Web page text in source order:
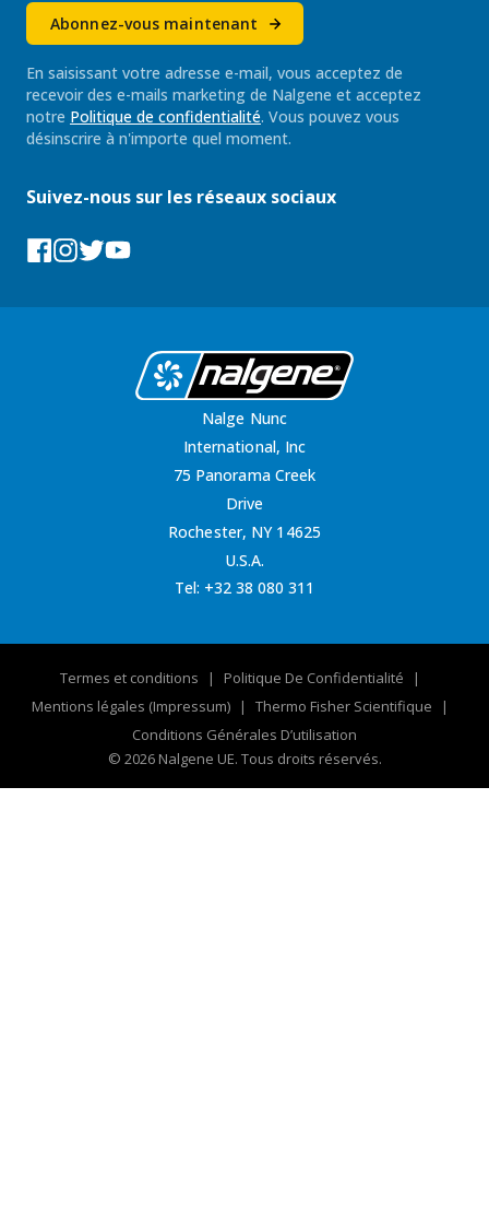
Abonnez-vous maintenant
En saisissant votre adresse e-mail, vous acceptez de
recevoir des e-mails marketing de Nalgene et acceptez
notre Politique de confidentialité. Vous pouvez vous
désinscrire à n'importe quel moment.
Suivez-nous sur les réseaux sociaux
Facebook
Instagram
Tumblr
YouTube
Nalge Nunc
International, Inc
75 Panorama Creek
Drive
Rochester, NY 14625
U.S.A.
Tel: +32 38 080 311
Termes et conditions
Politique De Confidentialité
Mentions légales (Impressum)
Thermo Fisher Scientifique
Conditions Générales D’utilisation
© 2026 Nalgene UE. Tous droits réservés.